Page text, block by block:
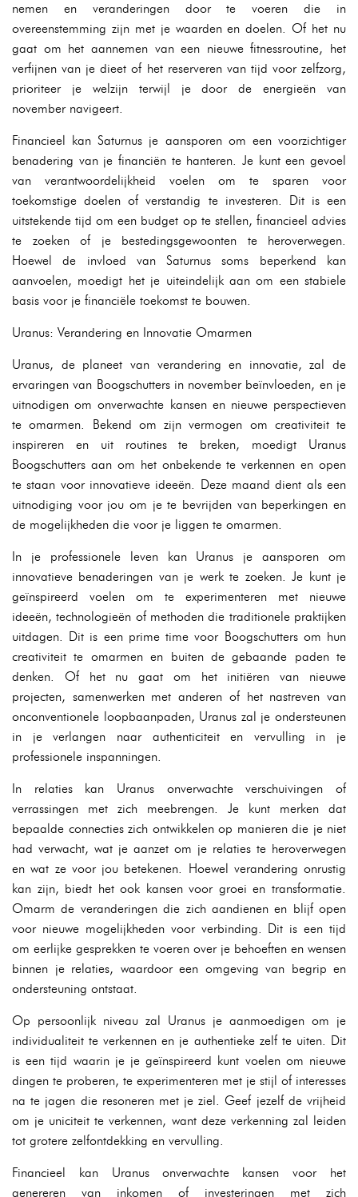
nemen en veranderingen door te voeren die in
overeenstemming zijn met je waarden en doelen. Of het nu
gaat om het aannemen van een nieuwe fitnessroutine, het
verfijnen van je dieet of het reserveren van tijd voor zelfzorg,
prioriteer je welzijn terwijl je door de energieën van
november navigeert.
Financieel kan Saturnus je aansporen om een voorzichtiger
benadering van je financiën te hanteren. Je kunt een gevoel
van verantwoordelijkheid voelen om te sparen voor
toekomstige doelen of verstandig te investeren. Dit is een
uitstekende tijd om een budget op te stellen, financieel advies
te zoeken of je bestedingsgewoonten te heroverwegen.
Hoewel de invloed van Saturnus soms beperkend kan
aanvoelen, moedigt het je uiteindelijk aan om een stabiele
basis voor je financiële toekomst te bouwen.
Uranus: Verandering en Innovatie Omarmen
Uranus, de planeet van verandering en innovatie, zal de
ervaringen van Boogschutters in november beïnvloeden, en je
uitnodigen om onverwachte kansen en nieuwe perspectieven
te omarmen. Bekend om zijn vermogen om creativiteit te
inspireren en uit routines te breken, moedigt Uranus
Boogschutters aan om het onbekende te verkennen en open
te staan voor innovatieve ideeën. Deze maand dient als een
uitnodiging voor jou om je te bevrijden van beperkingen en
de mogelijkheden die voor je liggen te omarmen.
In je professionele leven kan Uranus je aansporen om
innovatieve benaderingen van je werk te zoeken. Je kunt je
geïnspireerd voelen om te experimenteren met nieuwe
ideeën, technologieën of methoden die traditionele praktijken
uitdagen. Dit is een prime time voor Boogschutters om hun
creativiteit te omarmen en buiten de gebaande paden te
denken. Of het nu gaat om het initiëren van nieuwe
projecten, samenwerken met anderen of het nastreven van
onconventionele loopbaanpaden, Uranus zal je ondersteunen
in je verlangen naar authenticiteit en vervulling in je
professionele inspanningen.
In relaties kan Uranus onverwachte verschuivingen of
verrassingen met zich meebrengen. Je kunt merken dat
bepaalde connecties zich ontwikkelen op manieren die je niet
had verwacht, wat je aanzet om je relaties te heroverwegen
en wat ze voor jou betekenen. Hoewel verandering onrustig
kan zijn, biedt het ook kansen voor groei en transformatie.
Omarm de veranderingen die zich aandienen en blijf open
voor nieuwe mogelijkheden voor verbinding. Dit is een tijd
om eerlijke gesprekken te voeren over je behoeften en wensen
binnen je relaties, waardoor een omgeving van begrip en
ondersteuning ontstaat.
Op persoonlijk niveau zal Uranus je aanmoedigen om je
individualiteit te verkennen en je authentieke zelf te uiten. Dit
is een tijd waarin je je geïnspireerd kunt voelen om nieuwe
dingen te proberen, te experimenteren met je stijl of interesses
na te jagen die resoneren met je ziel. Geef jezelf de vrijheid
om je uniciteit te verkennen, want deze verkenning zal leiden
tot grotere zelfontdekking en vervulling.
Financieel kan Uranus onverwachte kansen voor het
genereren van inkomen of investeringen met zich